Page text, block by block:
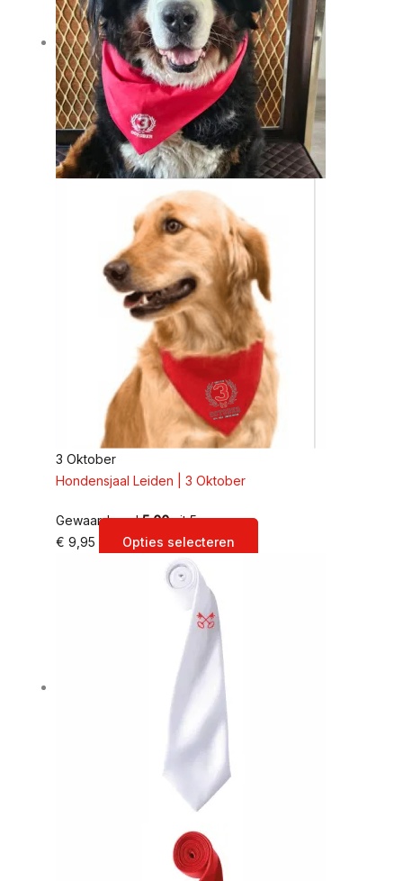
3 Oktober
Hondensjaal Leiden | 3 Oktober
Gewaardeerd5.00uit 5
€ 9,95 Opties selecteren